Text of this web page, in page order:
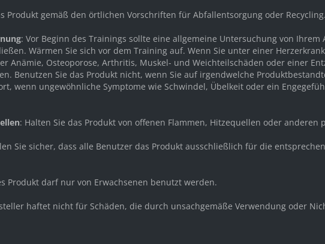
Produkt gemäß den örtlichen Vorschriften für Abfallentsorgung oder
: Vor Beginn des Trainings sollte eine allgemeine Untersuchung von
Wärmen Sie sich vor dem Training auf. Wenn Sie unter einer
Anämie, Osteoporose, Arthritis, Muskel- und Weichteilschäden oder einer
Benutzen Sie das Produkt nicht, wenn Sie auf irgendwelche
wenn ungewöhnliche Symptome wie Schwindel, Übelkeit oder ein
: Halten Sie das Produkt von offenen Flammen, Hitzequellen oder
Sie sicher, dass alle Benutzer das Produkt ausschließlich für die
Produkt darf nur von Erwachsenen benutzt werden.
haftet nicht für Schäden, die durch unsachgemäße Verwendung oder